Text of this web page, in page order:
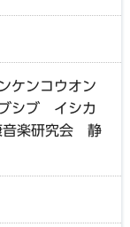
ケンコウオン
シブ イシカ
楽研究会 静